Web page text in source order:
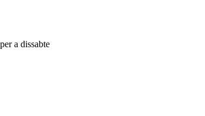
a dissabte